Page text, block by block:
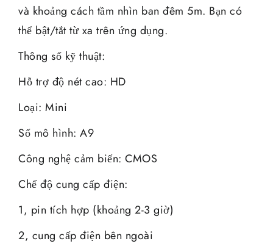
và khoảng cách tầm nhìn ban đêm 5m. Bạn có
thể bật/tắt từ xa trên ứng dụng.
Thông số kỹ thuật:
Hỗ trợ độ nét cao: HD
Loại: Mini
Số mô hình: A9
Công nghệ cảm biến: CMOS
Chế độ cung cấp điện:
1, pin tích hợp (khoảng 2-3 giờ)
2, cung cấp điện bên ngoài